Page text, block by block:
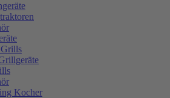
Kocher